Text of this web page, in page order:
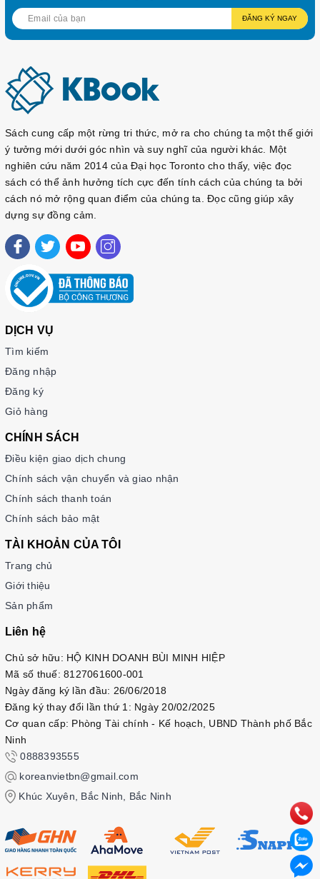
thể tự kiểm tra khả năng của mình.
🎗 Ngoài ra, nội dung sách còn bao gồm những phần: ngữ
pháp, từ vựng, cách diễn đạt, tục ngữ, quán dụng ngữ thường
🎗 Trong bản update version mới 2019, nội dung sách đã được
cải biên thêm nhiều dạng đề mẫu sát với hình thức đề thi Topik
trong thời gian gần đây. Đặc biệt là cuốn từ vựng nhỏ đi kèm
sách đã có phiên dịch nghĩa từ ra Tiếng Việt. Giúp các bạn dễ
dàng tra cứu từ vựng hơn.
📚 HOT TOPIK II_LUYỆN ĐỀ ( Sách màu đẹp)
🎗 Sách Hot Topik II – Sách Luyện giải đề thi Topik Level
3,4,5,6 (Kèm CD) trình độ trung cao cấp – Luyện giải đề là
cách ôn thi Topik hiệu quả nhất, trong quá trình giải đề chúng
ta sẽ học thêm được từ vựng, ngữ pháp.
🎗 Sách gồm 5 đề thi được tác giả xây dựng theo cấu trúc đề
thi chuẩn. Sách Hot Topik II – Bộ đề thi Topik Level 3,4,5,6
(Kèm CD) gồm có nhiều bài thi ở nhiều cấp độ, sách có đáp án
nên bạn có thể kiểm tra được trình độ của mình
quả và kiểm tra được trình độ năng lực Hàn ngữ của mình.
ĐĂNG KÝ NGAY
Sách cung cấp một rừng tri thức, mở ra cho chúng ta một thế giới
ý tưởng mới dưới góc nhìn và suy nghĩ của người khác. Một
nghiên cứu năm 2014 của Đại học Toronto cho thấy, việc đọc
sách có thể ảnh hưởng tích cực đến tính cách của chúng ta bởi
cách nó mở rộng quan điểm của chúng ta. Đọc cũng giúp xây
dựng sự đồng cảm.
DỊCH VỤ
Tìm kiếm
Đăng nhập
Đăng ký
Giỏ hàng
CHÍNH SÁCH
Điều kiện giao dịch chung
Chính sách vận chuyển và giao nhận
Chính sách thanh toán
Chính sách bảo mật
TÀI KHOẢN CỦA TÔI
Trang chủ
Giới thiệu
Sản phẩm
Liên hệ
Chủ sở hữu: HỘ KINH DOANH BÙI MINH HIỆP
Mã số thuế: 8127061600-001
Ngày đăng ký lần đầu: 26/06/2018
Đăng ký thay đổi lần thứ 1: Ngày 20/02/2025
Cơ quan cấp: Phòng Tài chính - Kế hoạch, UBND Thành phố Bắc
Ninh
0888393555
koreanvietbn@gmail.com
Khúc Xuyên, Bắc Ninh, Bắc Ninh